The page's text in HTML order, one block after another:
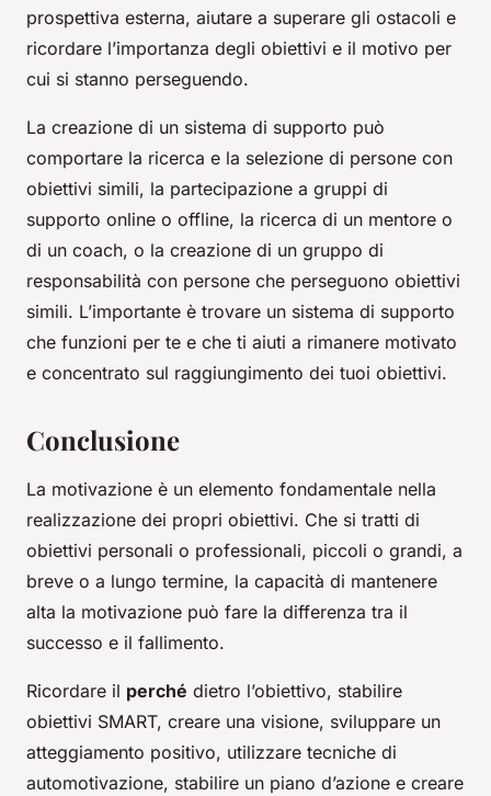
prospettiva esterna, aiutare a superare gli ostacoli e
ricordare l’importanza degli obiettivi e il motivo per
cui si stanno perseguendo.
La creazione di un sistema di supporto può
comportare la ricerca e la selezione di persone con
obiettivi simili, la partecipazione a gruppi di
supporto online o offline, la ricerca di un mentore o
di un coach, o la creazione di un gruppo di
responsabilità con persone che perseguono obiettivi
simili. L’importante è trovare un sistema di supporto
che funzioni per te e che ti aiuti a rimanere motivato
e concentrato sul raggiungimento dei tuoi obiettivi.
Conclusione
La motivazione è un elemento fondamentale nella
realizzazione dei propri obiettivi. Che si tratti di
obiettivi personali o professionali, piccoli o grandi, a
breve o a lungo termine, la capacità di mantenere
alta la motivazione può fare la differenza tra il
successo e il fallimento.
Ricordare il perché dietro l’obiettivo, stabilire
obiettivi SMART, creare una visione, sviluppare un
atteggiamento positivo, utilizzare tecniche di
automotivazione, stabilire un piano d’azione e creare